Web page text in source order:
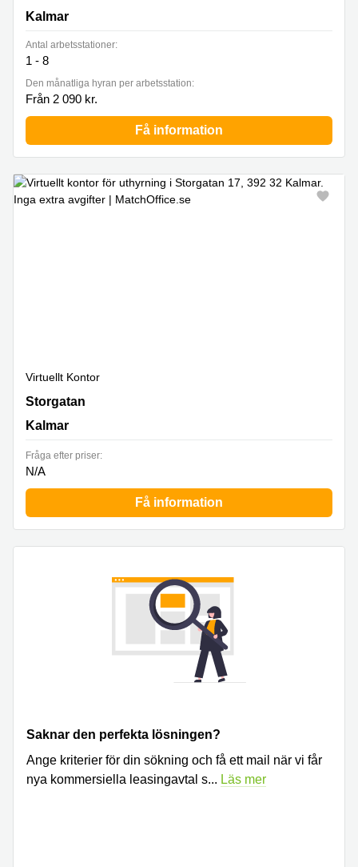
Kalmar
Antal arbetsstationer:
1 - 8
Den månatliga hyran per arbetsstation:
Från 2 090 kr.
Få information
Virtuellt Kontor
Storgatan 17, Kalmar
Storgatan
Kalmar
Fråga efter priser:
N/A
Få information
Saknar den perfekta lösningen?
Ange kriterier för din sökning och få ett mail när vi får
nya kommersiella leasingavtal s... Läs mer